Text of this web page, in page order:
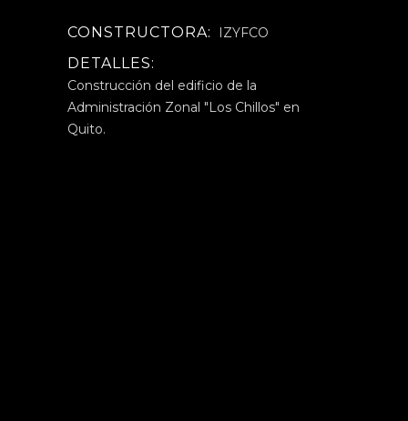
CONSTRUCTORA: IZYFCO
DETALLES:
Construcción del edificio de la
Administración Zonal "Los Chillos" en
Quito.